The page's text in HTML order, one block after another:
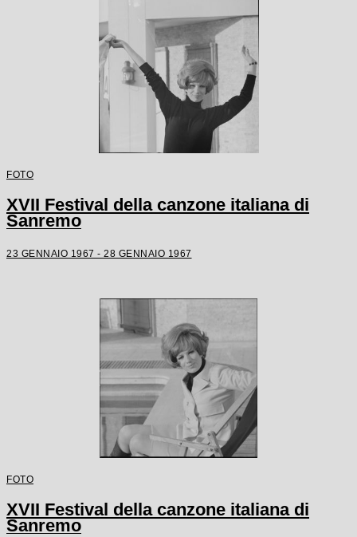
FOTO
XVII Festival della canzone italiana di
Sanremo
23 GENNAIO 1967 - 28 GENNAIO 1967
FOTO
XVII Festival della canzone italiana di
Sanremo